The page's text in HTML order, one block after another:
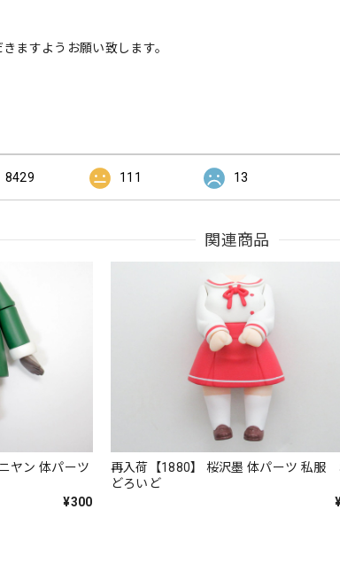
ますようお願い致します。
8429 111 13
関連商品
ヤン 体パーツ
¥300
再入荷【1880】 桜沢墨 体パーツ 私服
どろいど